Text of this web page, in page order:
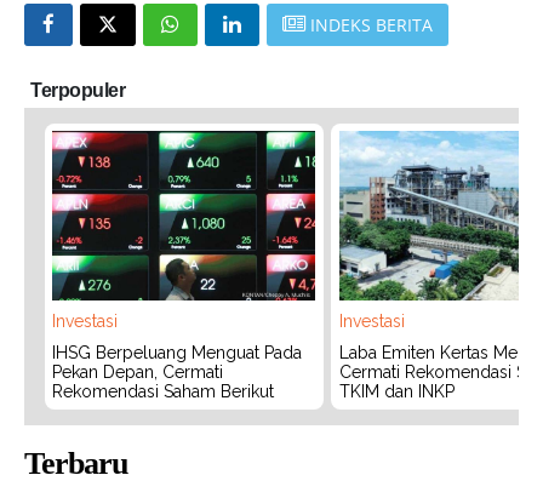
INDEKS BERITA
Terpopuler
Investasi
IHSG Berpeluang Menguat Pada
Pekan Depan, Cermati
Rekomendasi Saham Berikut
Investasi
Laba Emiten Kertas
Cermati Rekomendasi
TKIM dan INKP
Terbaru